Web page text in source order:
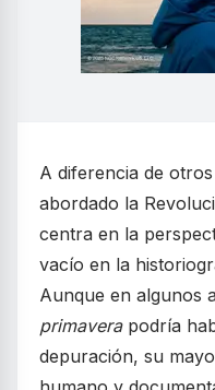
A diferencia de
abordado la
centra en la
vacío en la
Aunque en algunos
primaverapodría
depuración, su